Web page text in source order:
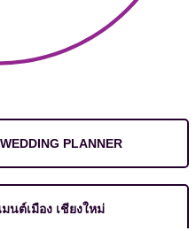
PLANNER
นต์เมือง เชียงใหม่